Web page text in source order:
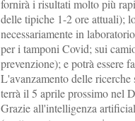
fornirà i risultati molto più
delle tipiche 1-2 ore attuali);
necessariamente in
per i tamponi Covid; sui
prevenzione); e potrà essere
L'avanzamento delle
terrà il 5 aprile prossimo nel
Grazie all'intelligenza